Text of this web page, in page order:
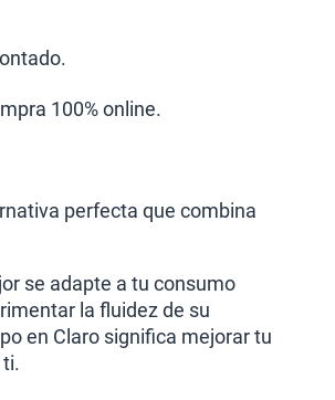
100% online.
perfecta que combina
se adapte a tu consumo
la fluidez de su
en Claro significa mejorar tu